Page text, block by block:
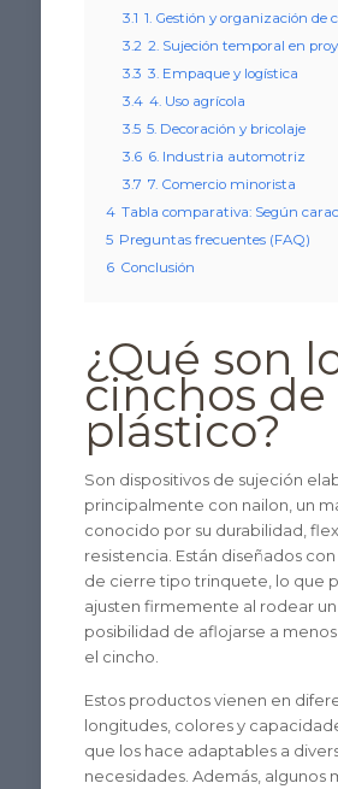
3.1 1. Gestión y organización de
3.2 2. Sujeción temporal en
3.3 3. Empaque y logística
3.4 4. Uso agrícola
3.5 5. Decoración y bricolaje
3.6 6. Industria automotriz
3.7 7. Comercio minorista
4 Tabla comparativa: Según
5 Preguntas frecuentes (FAQ)
6 Conclusión
¿Qué son
cinchos de
plástico?
Son dispositivos de sujeción
principalmente con nailon, un
conocido por su durabilidad,
resistencia. Están diseñados
de cierre tipo trinquete, lo que
ajusten firmemente al rodear
posibilidad de aflojarse a
el cincho.
Estos productos vienen en
longitudes, colores y
que los hace adaptables a
necesidades. Además, algunos